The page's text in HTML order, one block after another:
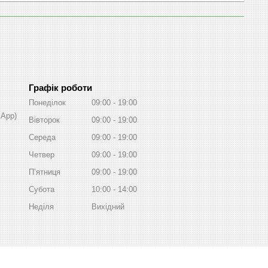
Графік роботи
Понеділок 09:00
19:00
Вівторок
09:00
19:00
Середа
09:00
19:00
Четвер
09:00
19:00
Пʼятниця
09:00
19:00
Субота
10:00
14:00
Неділя
Вихідний